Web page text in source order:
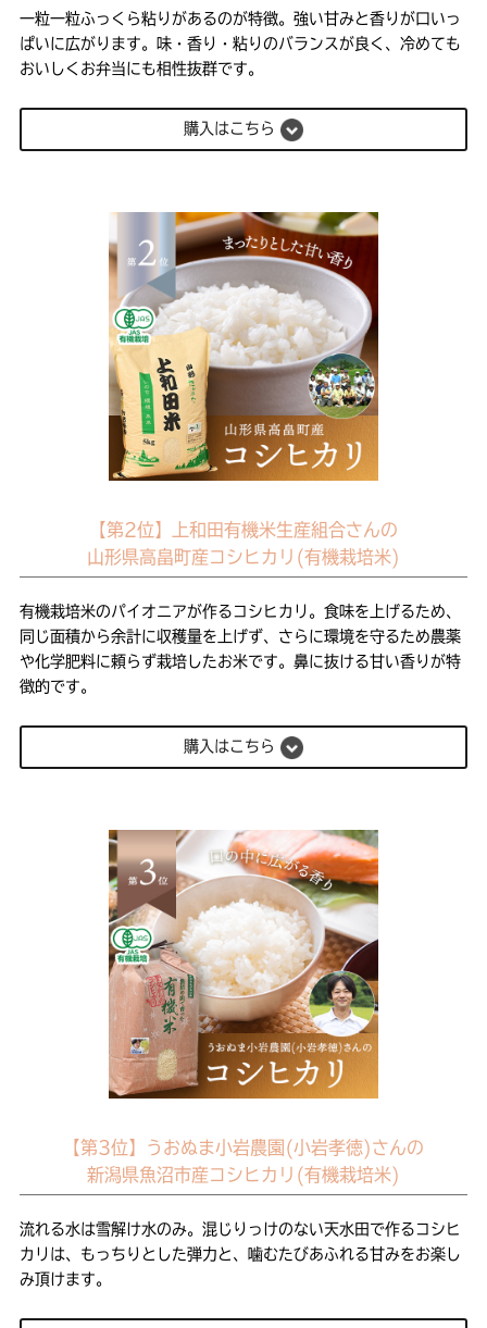
一粒一粒ふっくら粘りがあるのが特徴。強い甘みと香りが口いっ
ぱいに広がります。味・香り・粘りのバランスが良く、冷めても
おいしくお弁当にも相性抜群です。
購入はこちら
【第2位】上和田有機米生産組合さんの
山形県高畠町産コシヒカリ(有機栽培米)
有機栽培米のパイオニアが作るコシヒカリ。食味を上げるため、
同じ面積から余計に収穫量を上げず、さらに環境を守るため農薬
や化学肥料に頼らず栽培したお米です。鼻に抜ける甘い香りが特
徴的です。
購入はこちら
【第3位】うおぬま小岩農園(小岩孝徳)さんの
新潟県魚沼市産コシヒカリ(有機栽培米)
流れる水は雪解け水のみ。混じりっけのない天水田で作るコシヒ
カリは、もっちりとした弾力と、噛むたびあふれる甘みをお楽し
み頂けます。